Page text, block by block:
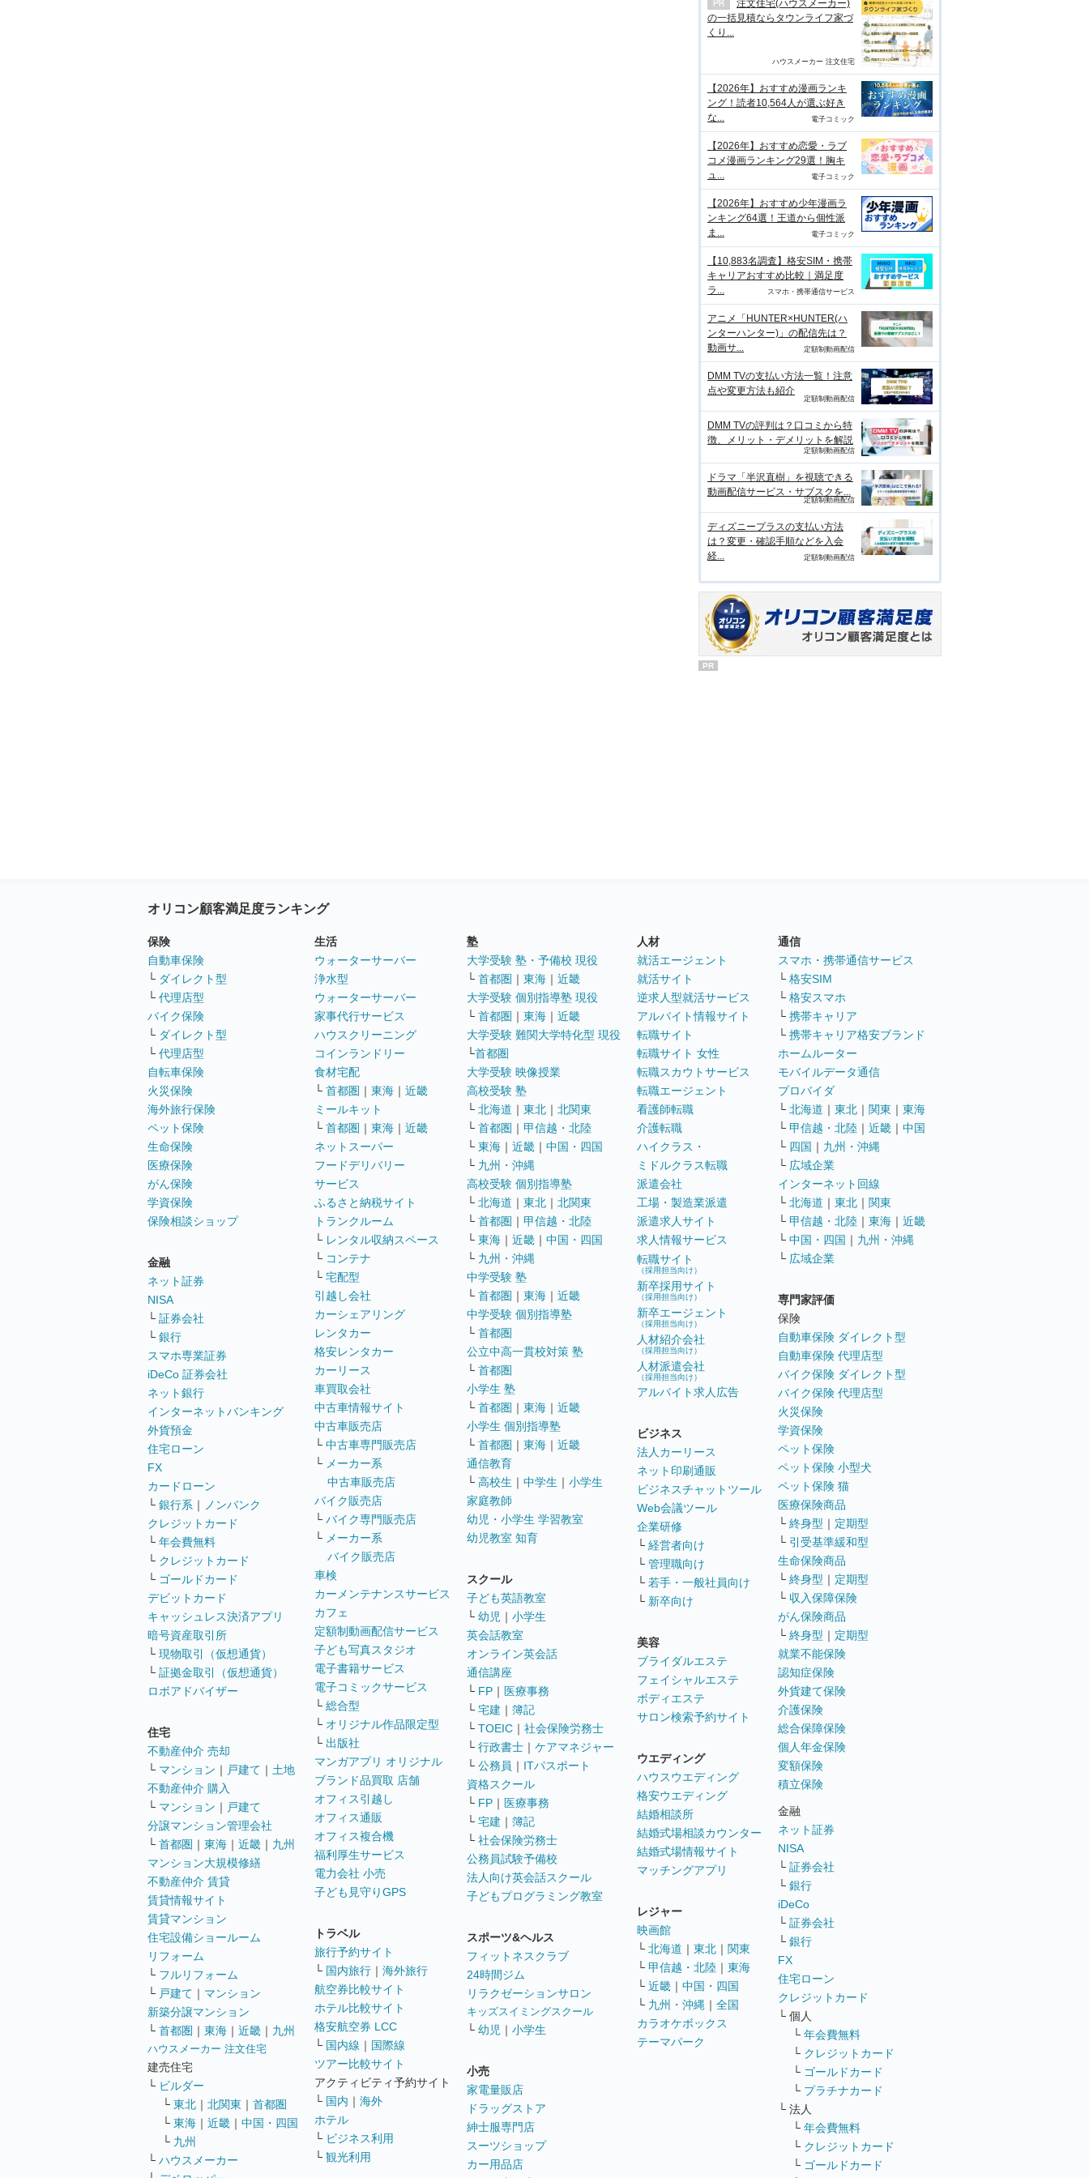
注文住宅(ハウスメーカー)
の一括見積ならタウンライフ家づ
くり...
ハウスメーカー 注文住宅
【2026年】おすすめ漫画ランキ
ング！読者10,564人が選ぶ好き
な...
電子コミック
【2026年】おすすめ恋愛・ラブ
コメ漫画ランキング29選！胸キ
ュ...
電子コミック
【2026年】おすすめ少年漫画ラ
ンキング64選！王道から個性派
ま...
電子コミック
【10,883名調査】格安SIM・携帯
キャリアおすすめ比較｜満足度
ラ...
スマホ・携帯通信サービス
アニメ「HUNTER×HUNTER(ハ
ンターハンター)」の配信先は？
動画サ...
定額制動画配信
DMM TVの支払い方法一覧！注意
点や変更方法も紹介
定額制動画配信
DMM TVの評判は？口コミから特
徴、メリット・デメリットを解説
定額制動画配信
ドラマ「半沢直樹」を視聴できる
動画配信サービス・サブスクを...
定額制動画配信
ディズニープラスの支払い方法
は？変更・確認手順などを入会
経...
定額制動画配信
PR
オリコン顧客満足度ランキング
保険
自動車保険
└ ダイレクト型
└ 代理店型
バイク保険
└ ダイレクト型
└ 代理店型
自転車保険
火災保険
海外旅行保険
ペット保険
生命保険
医療保険
がん保険
学資保険
保険相談ショップ
金融
ネット証券
NISA
└ 証券会社
└ 銀行
スマホ専業証券
iDeCo 証券会社
ネット銀行
インターネットバンキング
外貨預金
住宅ローン
FX
カードローン
└ 銀行系 ｜
ノンバンク
クレジットカード
└ 年会費無料
└ クレジットカード
└ ゴールドカード
デビットカード
キャッシュレス決済アプリ
暗号資産取引所
└ 現物取引（仮想通貨）
└ 証拠金取引（仮想通貨）
ロボアドバイザー
住宅
不動産仲介 売却
└ マンション ｜ 戸建て ｜ 土地
不動産仲介 購入
└ マンション ｜ 戸建て
分譲マンション管理会社
└ 首都圏 ｜ 東海 ｜ 近畿 ｜ 九州
マンション大規模修繕
不動産仲介 賃貸
賃貸情報サイト
賃貸マンション
住宅設備ショールーム
リフォーム
└ フルリフォーム
└ 戸建て ｜ マンション
新築分譲マンション
└ 首都圏 ｜ 東海 ｜ 近畿 ｜ 九州
ハウスメーカー 注文住宅
建売住宅
└ ビルダー
└ 東北 ｜ 北関東 ｜ 首都圏
└ 東海 ｜ 近畿 ｜ 中国・四国
└ 九州
└ ハウスメーカー
生活
ウォーターサーバー
浄水型
ウォーターサーバー
家事代行サービス
ハウスクリーニング
コインランドリー
食材宅配
└ 首都圏 ｜ 東海 ｜ 近畿
ミールキット
└ 首都圏 ｜ 東海 ｜ 近畿
ネットスーパー
フードデリバリー
サービス
ふるさと納税サイト
トランクルーム
└ レンタル収納スペース
└ コンテナ
└ 宅配型
引越し会社
カーシェアリング
レンタカー
格安レンタカー
カーリース
車買取会社
中古車情報サイト
中古車販売店
└ 中古車専門販売店
└ メーカー系
中古車販売店
バイク販売店
└ バイク専門販売店
└ メーカー系
バイク販売店
車検
カーメンテナンスサービス
カフェ
定額制動画配信サービス
子ども写真スタジオ
電子書籍サービス
電子コミックサービス
└ 総合型
└ オリジナル作品限定型
└ 出版社
マンガアプリ オリジナル
ブランド品買取 店舗
オフィス引越し
オフィス通販
オフィス複合機
福利厚生サービス
電力会社 小売
子ども見守りGPS
トラベル
旅行予約サイト
└ 国内旅行 ｜ 海外旅行
航空券比較サイト
ホテル比較サイト
格安航空券 LCC
└ 国内線 ｜ 国際線
ツアー比較サイト
アクティビティ予約サイト
└ 国内 ｜ 海外
ホテル
└ ビジネス利用
└ 観光利用
塾
大学受験 塾・予備校 現役
└ 首都圏 ｜ 東海 ｜ 近畿
大学受験 個別指導塾 現役
└ 首都圏 ｜ 東海 ｜ 近畿
大学受験 難関大学特化型 現役
└首都圏
大学受験 映像授業
高校受験 塾
└ 北海道 ｜ 東北 ｜ 北関東
└ 首都圏 ｜ 甲信越・北陸
└ 東海 ｜ 近畿 ｜ 中国・四国
└ 九州・沖縄
高校受験 個別指導塾
└ 北海道 ｜ 東北 ｜ 北関東
└ 首都圏 ｜ 甲信越・北陸
└ 東海 ｜ 近畿 ｜ 中国・四国
└ 九州・沖縄
中学受験 塾
└ 首都圏 ｜ 東海 ｜ 近畿
中学受験 個別指導塾
└ 首都圏
公立中高一貫校対策 塾
└ 首都圏
小学生 塾
└ 首都圏 ｜ 東海 ｜ 近畿
小学生 個別指導塾
└ 首都圏 ｜ 東海 ｜ 近畿
通信教育
└ 高校生 ｜ 中学生 ｜ 小学生
家庭教師
幼児・小学生 学習教室
幼児教室 知育
スクール
子ども英語教室
└ 幼児 ｜ 小学生
英会話教室
オンライン英会話
通信講座
└ FP ｜ 医療事務
└ 宅建 ｜ 簿記
└ TOEIC ｜ 社会保険労務士
└ 行政書士 ｜ ケアマネジャー
└ 公務員 ｜ ITパスポート
資格スクール
└ FP ｜ 医療事務
└ 宅建 ｜ 簿記
└ 社会保険労務士
公務員試験予備校
法人向け英会話スクール
子どもプログラミング教室
スポーツ&ヘルス
フィットネスクラブ
24時間ジム
リラクゼーションサロン
キッズスイミングスクール
└ 幼児 ｜ 小学生
小売
家電量販店
ドラッグストア
紳士服専門店
スーツショップ
カー用品店
人材
就活エージェント
就活サイト
逆求人型就活サービス
アルバイト情報サイト
転職サイト
転職サイト 女性
転職スカウトサービス
転職エージェント
看護師転職
介護転職
ハイクラス・
ミドルクラス転職
派遣会社
工場・製造業派遣
派遣求人サイト
求人情報サービス
転職サイト
（採用担当向け）
新卒採用サイト
（採用担当向け）
新卒エージェント
（採用担当向け）
人材紹介会社
（採用担当向け）
人材派遣会社
（採用担当向け）
アルバイト求人広告
ビジネス
法人カーリース
ネット印刷通販
ビジネスチャットツール
Web会議ツール
企業研修
└ 経営者向け
└ 管理職向け
└ 若手・一般社員向け
└ 新卒向け
美容
ブライダルエステ
フェイシャルエステ
ボディエステ
サロン検索予約サイト
ウエディング
ハウスウエディング
格安ウエディング
結婚相談所
結婚式場相談カウンター
結婚式場情報サイト
マッチングアプリ
レジャー
映画館
└ 北海道 ｜ 東北 ｜ 関東
└ 甲信越・北陸 ｜ 東海
└ 近畿 ｜ 中国・四国
└ 九州・沖縄 ｜ 全国
カラオケボックス
テーマパーク
通信
スマホ・携帯通信サービス
└ 格安SIM
└ 格安スマホ
└ 携帯キャリア
└ 携帯キャリア格安ブランド
ホームルーター
モバイルデータ通信
プロバイダ
└ 北海道 ｜ 東北 ｜ 関東 ｜ 東海
└ 甲信越・北陸 ｜ 近畿 ｜ 中国
└ 四国 ｜ 九州・沖縄
└ 広域企業
インターネット回線
└ 北海道 ｜ 東北 ｜ 関東
└ 甲信越・北陸 ｜ 東海 ｜ 近畿
└ 中国・四国 ｜ 九州・沖縄
└ 広域企業
専門家評価
保険
自動車保険 ダイレクト型
自動車保険 代理店型
バイク保険 ダイレクト型
バイク保険 代理店型
火災保険
学資保険
ペット保険
ペット保険 小型犬
ペット保険 猫
医療保険商品
└ 終身型 ｜ 定期型
└ 引受基準緩和型
生命保険商品
└ 終身型 ｜ 定期型
└ 収入保障保険
がん保険商品
└ 終身型 ｜ 定期型
就業不能保険
認知症保険
外貨建て保険
介護保険
総合保障保険
個人年金保険
変額保険
積立保険
金融
ネット証券
NISA
└ 証券会社
└ 銀行
iDeCo
└ 証券会社
└ 銀行
FX
住宅ローン
クレジットカード
└ 個人
└ 年会費無料
└ クレジットカード
└ ゴールドカード
└ プラチナカード
└ 法人
└ 年会費無料
└ クレジットカード
└ ゴールドカード